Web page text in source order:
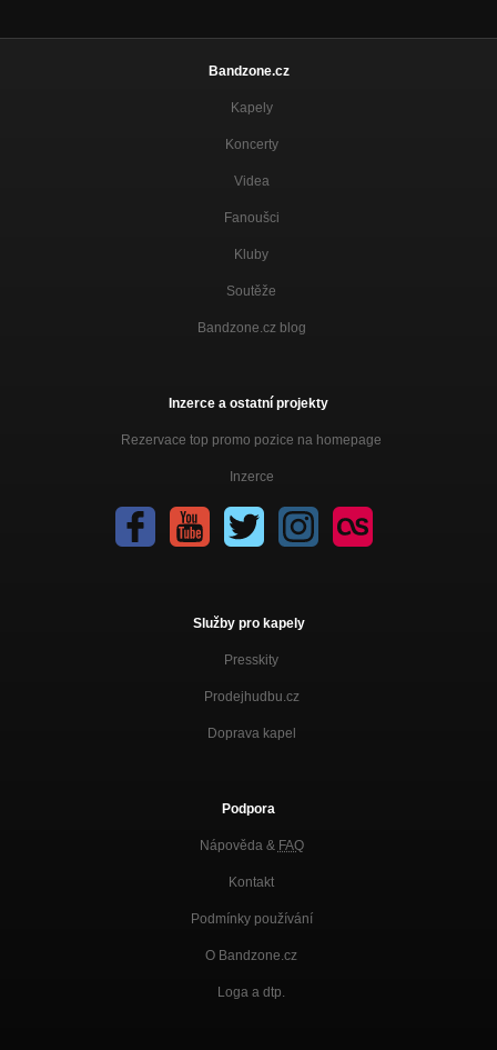
Bandzone.cz
Kapely
Koncerty
Videa
Fanoušci
Kluby
Soutěže
Bandzone.cz blog
Inzerce a ostatní projekty
Rezervace top promo pozice na homepage
Inzerce
Služby pro kapely
Presskity
Prodejhudbu.cz
Doprava kapel
Podpora
Nápověda & FAQ
Kontakt
Podmínky používání
O Bandzone.cz
Loga a dtp.